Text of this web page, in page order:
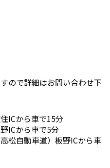
ので詳細はお問い合わせ下
から車で15分
から車で5分
松自動車道）板野ICから車